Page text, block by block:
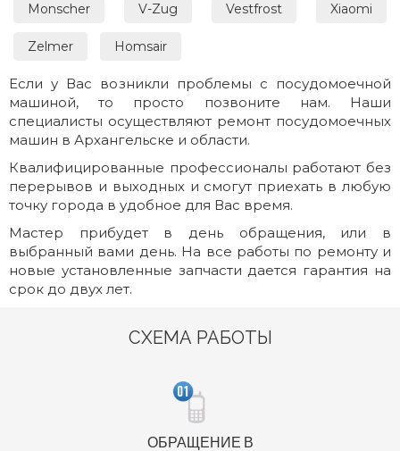
Monscher V-Zug Vestfrost Xiaomi
Zelmer Homsair
Если у Вас возникли проблемы с посудомоечной
машиной, то просто позвоните нам. Наши
специалисты осуществляют ремонт посудомоечных
машин в Архангельске и области.
Квалифицированные профессионалы работают без
перерывов и выходных и смогут приехать в любую
точку города в удобное для Вас время.
Мастер прибудет в день обращения, или в
выбранный вами день. На все работы по ремонту и
новые установленные запчасти дается гарантия на
срок до двух лет.
СХЕМА РАБОТЫ
ОБРАЩЕНИЕ В